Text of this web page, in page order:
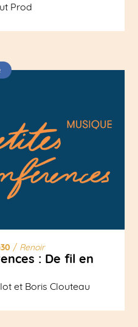
Prod
/ Renoir
: De fil en
et Boris Clouteau